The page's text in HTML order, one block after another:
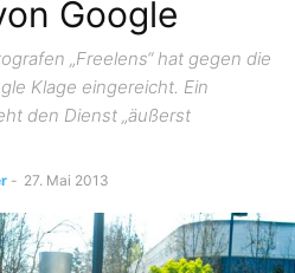
Google
„Freelens“ hat gegen die
Klage eingereicht. Ein
den Dienst „äußerst
- 27. Mai 2013